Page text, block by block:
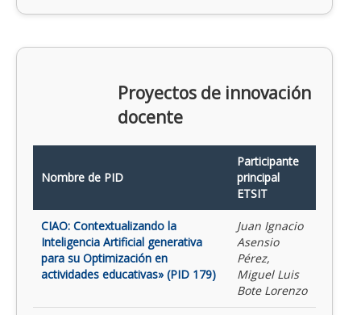
Proyectos de innovación
docente
Nombre de PID
Participante
principal
ETSIT
CIAO: Contextualizando la
Inteligencia Artificial generativa
para su Optimización en
actividades educativas» (PID 179)
Juan Ignacio
Asensio
Pérez,
Miguel Luis
Bote Lorenzo